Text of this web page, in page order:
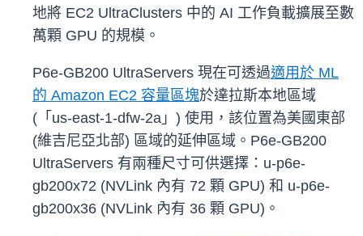
地將 EC2 UltraClusters 中的 AI 工作負載擴展至數
萬顆 GPU 的規模。
P6e-GB200 UltraServers 現在可透過適用於 ML
的 Amazon EC2 容量區塊於達拉斯本地區域
(「us-east-1-dfw-2a」) 使用，該位置為美國東部
(維吉尼亞北部) 區域的延伸區域。P6e-GB200
UltraServers 有兩種尺寸可供選擇：u-p6e-
gb200x72 (NVLink 內有 72 顆 GPU) 和 u-p6e-
gb200x36 (NVLink 內有 36 顆 GPU)。